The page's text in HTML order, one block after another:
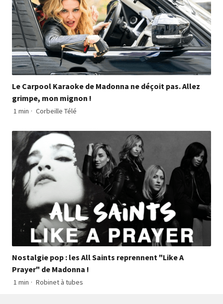
Le Carpool Karaoke de Madonna ne déçoit pas. Allez
grimpe, mon mignon !
1 min · Corbeille Télé
Nostalgie pop : les All Saints reprennent "Like A
Prayer" de Madonna !
1 min · Robinet à tubes